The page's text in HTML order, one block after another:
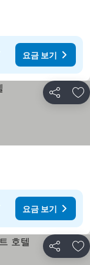
요금 보기
공유 즐
요금 보기
공유 즐